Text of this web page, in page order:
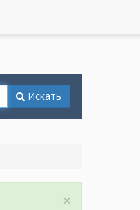
Искать
×